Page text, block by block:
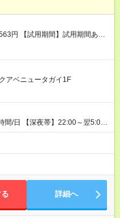
間あり
、給与は本採用時と同じです。
更なし）ですが、切り上げで
アベニュータガイ1F
間/日 【深夜帯】22:00～翌5:00
ら翌5:00までは18歳以上の方
務禁止のため） ★深夜で
いますので、安心して働けま
詳細へ